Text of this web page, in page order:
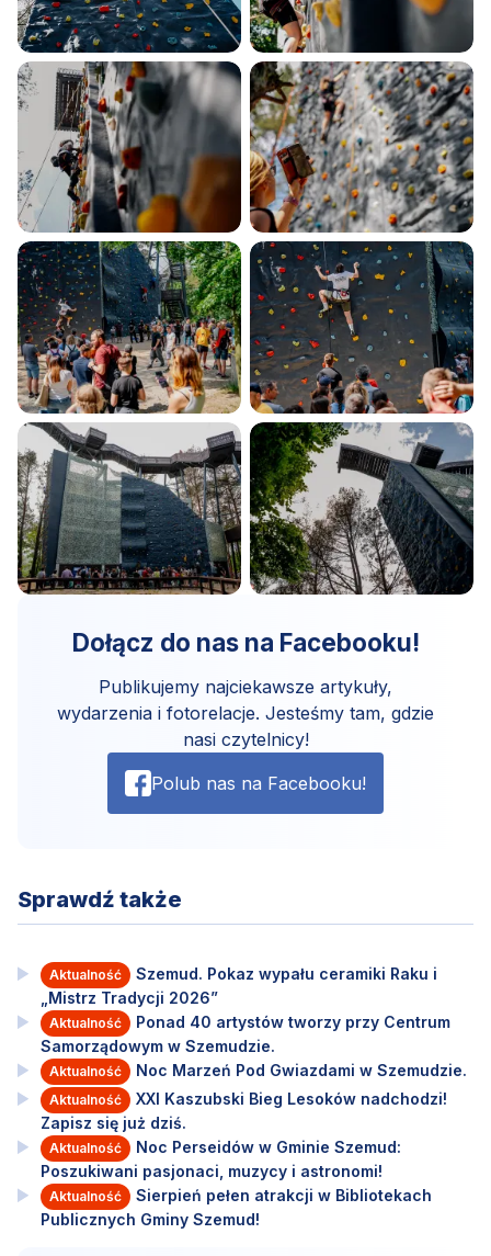
Dołącz do nas na Facebooku!
Publikujemy najciekawsze artykuły,
wydarzenia i fotorelacje. Jesteśmy tam, gdzie
nasi czytelnicy!
Polub nas na Facebooku!
Sprawdź także
Aktualność
Szemud. Pokaz wypału ceramiki Raku i
„Mistrz Tradycji 2026”
Aktualność
Ponad 40 artystów tworzy przy Centrum
Samorządowym w Szemudzie.
Aktualność Noc Marzeń Pod Gwiazdami w Szemudzie.
Aktualność
XXI Kaszubski Bieg Lesoków nadchodzi!
Zapisz się już dziś.
Aktualność
Noc Perseidów w Gminie Szemud:
Poszukiwani pasjonaci, muzycy i astronomi!
Aktualność
Sierpień pełen atrakcji w Bibliotekach
Publicznych Gminy Szemud!